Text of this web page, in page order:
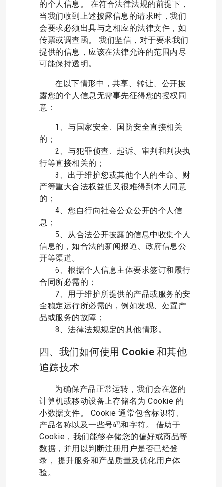
的个人信息。 在符合法律法规的前提下，
当我们收到上述披露信息的请求时，我们
会要求必须出具与之相应的法律文件，如
传票或调查函。 我们坚信，对于要求我们
提供的信息，应该在法律允许的范围内尽
可能保持透明。
在以下情形中，共享、转让、公开披
露您的个人信息无需事先征得您的授权同
意：
1、与国家安全、国防安全直接相关
的；
2、与犯罪侦查、起诉、审判和判决执
行等直接相关的；
3、出于维护您或其他个人的生命、财
产等重大合法权益但又很难得到本人同意
的；
4、您自行向社会公众公开的个人信
息；
5、从合法公开披露的信息中收集个人
信息的，如合法的新闻报道、政府信息公
开等渠道。
6、根据个人信息主体要求签订和履行
合同所必需的；
7、用于维护所提供的产品或服务的安
全稳定运行所必需的，例如发现、处置产
品或服务的故障；
8、法律法规规定的其他情形。
四、我们如何使用 Cookie 和其他
追踪技术
为确保产品正常运转，我们会在您的
计算机或移动设备上存储名为 Cookie 的
小数据文件。 Cookie 通常包含标识符、
产品名称以及一些号码和字符。 借助于
Cookie，我们能够存储您的偏好或商品等
数据，并用以判断注册用户是否已经登
录， 提升服务和产品质量及优化用户体
验。